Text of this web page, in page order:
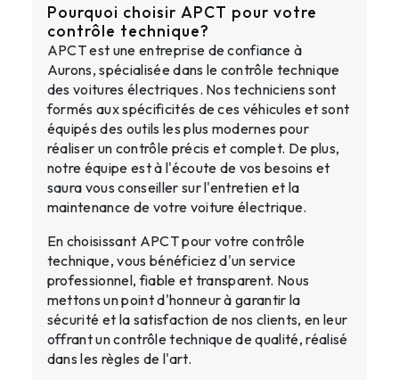
Pourquoi choisir APCT pour votre
contrôle technique?
APCT est une entreprise de confiance à
Aurons, spécialisée dans le contrôle technique
des voitures électriques. Nos techniciens sont
formés aux spécificités de ces véhicules et sont
équipés des outils les plus modernes pour
réaliser un contrôle précis et complet. De plus,
notre équipe est à l'écoute de vos besoins et
saura vous conseiller sur l'entretien et la
maintenance de votre voiture électrique.
En choisissant APCT pour votre contrôle
technique, vous bénéficiez d'un service
professionnel, fiable et transparent. Nous
mettons un point d'honneur à garantir la
sécurité et la satisfaction de nos clients, en leur
offrant un contrôle technique de qualité, réalisé
dans les règles de l'art.